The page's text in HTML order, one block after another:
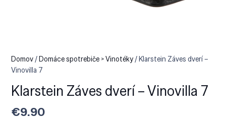
Domov/Domáce spotrebiče > Vinotéky/ Klarstein Záves dverí –
Vinovilla 7
Klarstein Záves dverí – Vinovilla 7
€9.90